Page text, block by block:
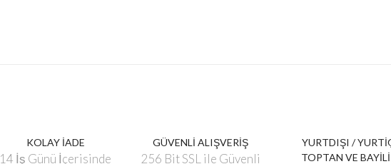
KOLAY İADE
14 İş Günü İçerisinde
GÜVENLİ ALIŞVERİŞ
256 Bit SSL ile Güvenli
YURTDIŞI /
TOPTAN VE